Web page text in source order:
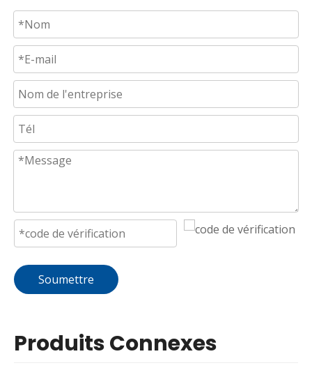
Soumettre
Produits Connexes